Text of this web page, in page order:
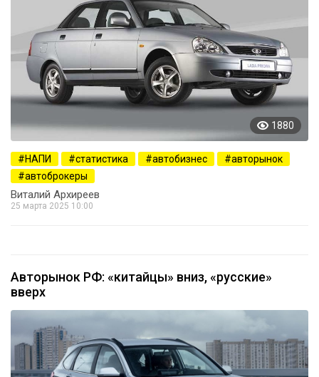
1880
НАПИ статистика автобизнес
авторынок
автоброкеры
Виталий Архиреев
25 марта 2025 10:00
Авторынок РФ: «китайцы» вниз, «русские»
вверх